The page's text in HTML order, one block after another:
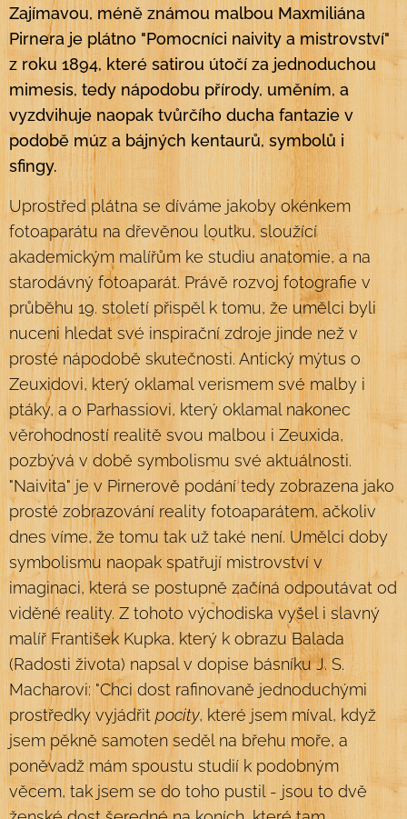
Zajímavou, méně známou malbou Maxmiliána
Pirnera je plátno "Pomocníci naivity a mistrovství"
z roku 1894, které satirou útočí za jednoduchou
mimesis, tedy nápodobu přírody, uměním, a
vyzdvihuje naopak tvůrčího ducha fantazie v
podobě múz a bájných kentaurů, symbolů i
sfingy.
Uprostřed plátna se díváme jakoby okénkem
fotoaparátu na dřevěnou loutku, sloužící
akademickým malířům ke studiu anatomie, a na
starodávný fotoaparát. Právě rozvoj fotografie v
průběhu 19. století přispěl k tomu, že umělci byli
nuceni hledat své inspirační zdroje jinde než v
prosté nápodobě skutečnosti. Antický mýtus o
Zeuxidovi, který oklamal verismem své malby i
ptáky, a o Parhassiovi, který oklamal nakonec
věrohodností realitě svou malbou i Zeuxida,
pozbývá v době symbolismu své aktuálnosti.
"Naivita" je v Pirnerově podání tedy zobrazena jako
prosté zobrazování reality fotoaparátem, ačkoliv
dnes víme, že tomu tak už také není. Umělci doby
symbolismu naopak spatřují mistrovství v
imaginaci, která se postupně začíná odpoutávat od
viděné reality. Z tohoto východiska vyšel i slavný
malíř František Kupka, který k obrazu Balada
(Radosti života) napsal v dopise básníku J. S.
Macharovi: "Chci dost rafinovaně jednoduchými
prostředky vyjádřit pocity, které jsem míval, když
jsem pěkně samoten seděl na břehu moře, a
poněvadž mám spoustu studií k podobným
věcem, tak jsem se do toho pustil - jsou to dvě